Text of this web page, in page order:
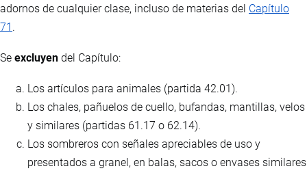
adornos de cualquier clase, incluso de materias del Capítulo
71 .
Se excluyen del Capítulo:
Los artículos para animales (partida 42.01).
Los chales, pañuelos de cuello, bufandas, mantillas, velos
y similares (partidas 61.17 o 62.14).
Los sombreros con señales apreciables de uso y
presentados a granel, en balas, sacos o envases similares